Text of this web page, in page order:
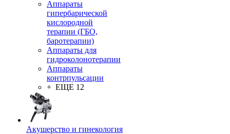
Аппараты
гипербарической
кислородной
терапии (ГБО,
баротерапии)
Аппараты для
гидроколонотерапии
Аппараты
контрпульсации
+ ЕЩЕ 12
Акушерство и гинекология